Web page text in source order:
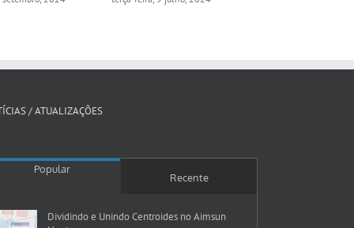
/ ATUALIZAÇÕES
Popular
Recente
Dividindo e Unindo Centroides no Aimsun